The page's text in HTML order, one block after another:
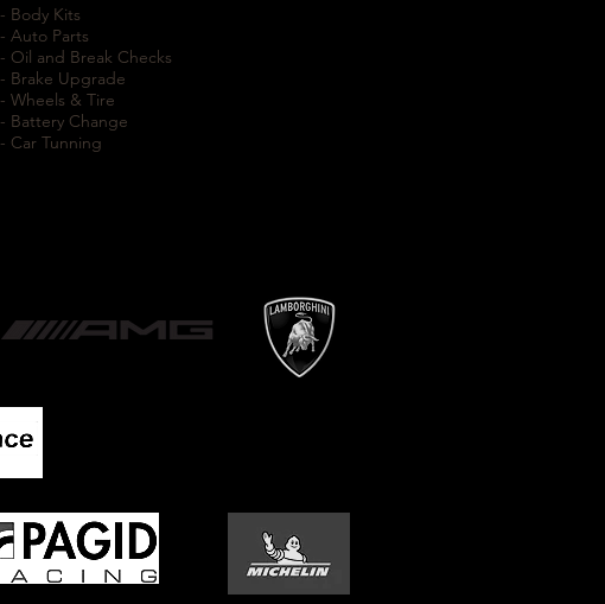
- Body Kits
- Auto Parts
- Oil and Break Checks
- Brake Upgrade
- Wheels & Tire
- Battery Change
- Car Tunning